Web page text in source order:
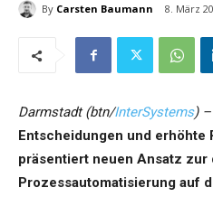
By Carsten Baumann 8. März
Darmstadt (btn/InterSystems) –
Entscheidungen und erhöhte
präsentiert neuen Ansatz zur
Prozessautomatisierung auf